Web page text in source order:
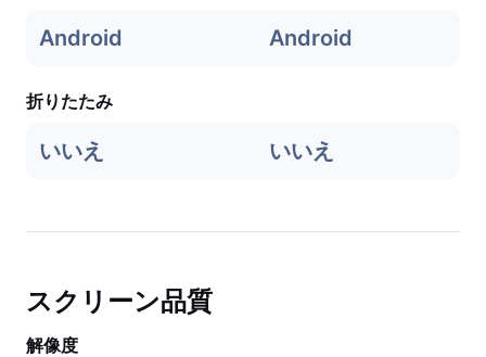
Android Android
折りたたみ
いいえ いいえ
スクリーン品質
解像度